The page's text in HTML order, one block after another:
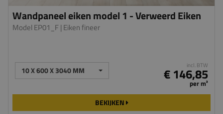
Wandpaneel eiken model 1 - Verweerd Eiken
Model EP01_F | Eiken fineer
10 X 600 X 3040 MM incl. BTW
€ 146,85
per m²
BEKIJKEN